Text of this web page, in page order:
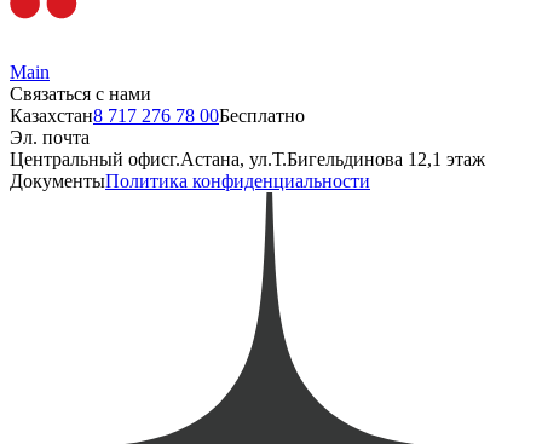
Main
Связаться с нами
Казахстан8 717 276 78 00Бесплатно
Эл. почта
Центральный офисг.Астана, ул.Т.Бигельдинова 12,1 этаж
ДокументыПолитика конфиденциальности